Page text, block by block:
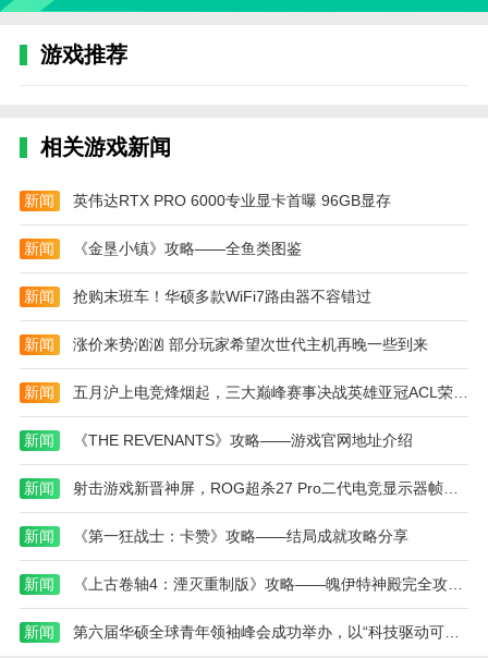
2、在游戏里面你可以加强自己的角色的战斗能
力，就可以不断的升级角色的等级。
4、选择不同的模式给你带来的玩法也是不同的。
烛火地牢2游戏特色
1、高度自由：没有固定的故事情节。玩家可以自
由探索地下城，并选择自己的前进方向。每一次冒险都
是独一无二的。
2、强大的战略导向：面对随机生成的敌人和陷
阱，玩家需要制定适当的战斗策略来应对各种挑战。
3、中等难度：游戏的难度设置合理，既具有挑战
性，又不会让玩家过于沮丧。通过不断的尝试和学习，
玩家可以逐渐提高自己的战斗技能。
4、社区互动：支持多人在线战斗。玩家可以邀请
朋友一起玩，或者在社区中分享他们的冒险经历，以增
加游戏的乐趣。
烛火地牢2游戏优势
1、自主开发：由独立开发者打造，游戏设计充满
创新和独特性，为玩家带来不同的游戏体验。
游戏推荐
相关游戏新闻
新闻 英伟达RTX PRO 6000专业显卡首曝 96GB显存
新闻 《金垦小镇》攻略——全鱼类图鉴
新闻 抢购末班车！华硕多款WiFi7路由器不容错过
新闻 涨价来势汹汹 部分玩家希望次世代主机再晚一些到来
新闻 五月沪上电竞烽烟起，三大巅峰赛事决战英雄亚冠ACL荣耀之巅
新闻 《THE REVENANTS》攻略——游戏官网地址介绍
新闻 射击游戏新晋神屏，ROG超杀27 Pro二代电竞显示器帧速之王！
新闻 《第一狂战士：卡赞》攻略——结局成就攻略分享
新闻 《上古卷轴4：湮灭重制版》攻略——魄伊特神殿完全攻略分享
新闻 第六届华硕全球青年领袖峰会成功举办，以“科技驱动可持续”赋能全球青年